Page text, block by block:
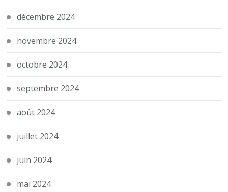
décembre 2024
novembre 2024
octobre 2024
septembre 2024
août 2024
juillet 2024
juin 2024
mai 2024